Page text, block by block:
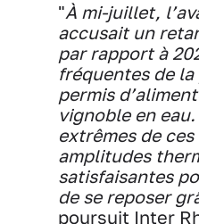
"À mi-juillet,
accusait un
par rapport à
fréquentes de
permis
vignoble en
extrêmes de
amplitudes
satisfaisantes
de se reposer
poursuit Inter